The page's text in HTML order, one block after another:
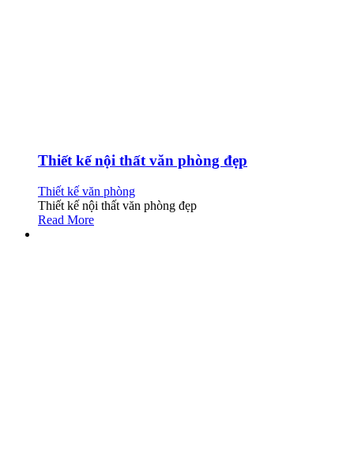
Thiết kế nội thất văn phòng đẹp
Thiết kế văn phòng
Thiết kế nội thất văn phòng đẹp
Read More